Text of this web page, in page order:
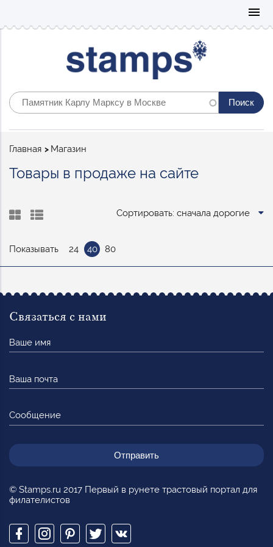
menu
Строка
Главная Магазин
Товары в продаже на сайте
Сортировать: сначала дорогие
Показывать 24 40 80
© Stamps.ru 2017 Первый в рунете трастовый портал для
филателистов
Связаться с нами
имя
почта
Сообщение